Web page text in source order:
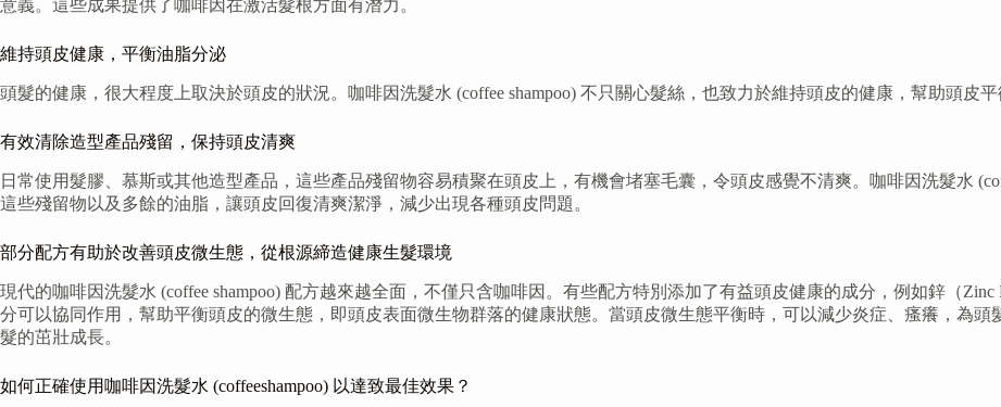
意義。這些成果提供了咖啡因在激活髮根方面有潛力。
維持頭皮健康，平衡油脂分泌
頭髮的健康，很大程度上取決於頭皮的狀況。咖啡因洗髮水 (coffee shampoo) 不只關心髮絲，也致力於維持頭皮的健康，幫助頭皮平
有效清除造型產品殘留，保持頭皮清爽
日常使用髮膠、慕斯或其他造型產品，這些產品殘留物容易積聚在頭皮上，有機會堵塞毛囊，令頭皮感覺不清爽。咖啡因洗髮水
這些殘留物以及多餘的油脂，讓頭皮回復清爽潔淨，減少出現各種頭皮問題。
部分配方有助於改善頭皮微生態，從根源締造健康生髮環境
現代的咖啡因洗髮水 (coffee shampoo) 配方越來越全面，不僅只含咖啡因。有些配方特別添加了有益頭皮健康的成分，例如鋅（
分可以協同作用，幫助平衡頭皮的微生態，即頭皮表面微生物群落的健康狀態。當頭皮微生態平衡時，可以減少炎症、瘙癢，為
髮的茁壯成長。
如何正確使用咖啡因洗髮水 (coffeeshampoo) 以達致最佳效果？